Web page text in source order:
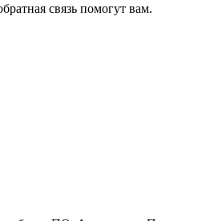
связь помогут вам.